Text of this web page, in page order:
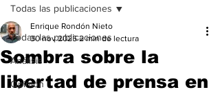
Todas las publicaciones
Análisis
Opinión
Todas las publicaciones
Sombra sobre la
libertad de prensa en
Enrique Rondón Nieto
30 nov 2025 2 min de lectura